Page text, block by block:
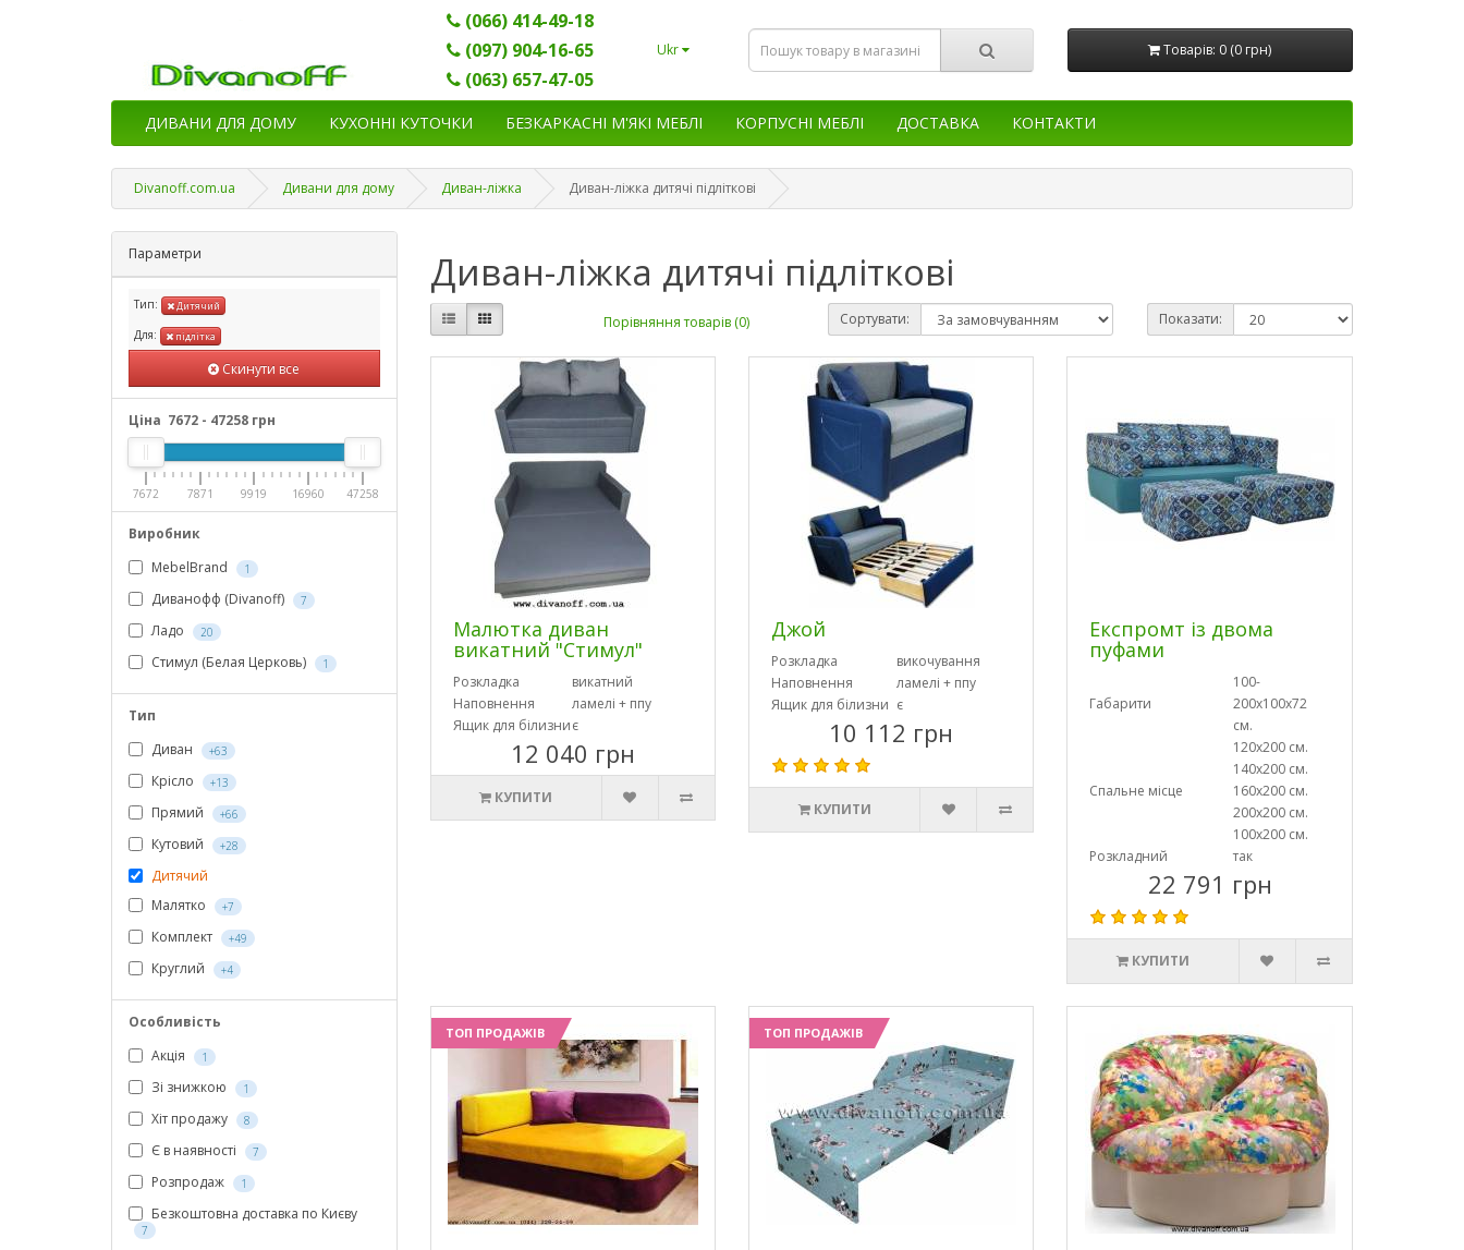
(066) 414-49-18
(097) 904-16-65
(063) 657-47-05
Ukr Товарів: 0 (0 грн)
ДИВАНИ ДЛЯ ДОМУ КУХОННІ КУТОЧКИ БЕЗКАРКАСНІ М'ЯКІ МЕБЛІ КОРПУСНІ МЕБЛІ ДОСТАВКА КОНТАКТИ
Divanoff.com.ua Дивани для дому Диван-ліжка Диван-ліжка дитячі підліткові
Параметри
Тип: Дитячий
Для: підлітка
Скинути все
Ціна 7672 - 47258 грн
7672 7871 9919 16960 47258
Виробник
MebelBrand
1
Диванофф (Divanoff) 7
Ладо 20
Стимул (Белая Церковь) 1
Тип
Диван
+63
Крісло +13
Прямий +66
Кутовий +28
Дитячий
Малятко
+7
Комплект +49
Круглий +4
Особливість
Акція
1
Зі знижкою 1
Хіт продажу 8
Є в наявності 7
Розпродаж 1
Безкоштовна доставка по Києву
7
Диван-ліжка дитячі підліткові
Порівняння товарів (0) Сортувати: Показати:
Малютка диван
викатний "Стимул"
Розкладка
викатний
Наповнення
ламелі + ппу
Ящик для білизниє
12 040 грн
КУПИТИ
Джой
Розкладка
викочування
Наповнення
ламелі + ппу
Ящик для білизни є
10 112 грн
КУПИТИ
Експромт із двома
пуфами
Габарити
100-
200х100х72
см.
Спальне місце
120х200 см.
140х200 см.
160х200 см.
200х200 см.
100х200 см.
Розкладний
так
22 791 грн
КУПИТИ
ТОП ПРОДАЖІВ ТОП ПРОДАЖІВ